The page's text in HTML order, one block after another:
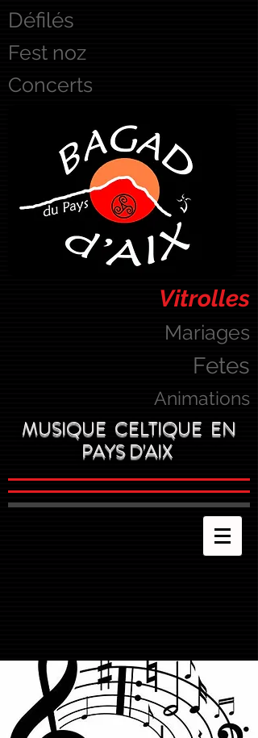
Défilés
Fest noz
Concerts
Vitrolles
Mariages
Fetes
Animations
MUSIQUE CELTIQUE EN
PAYS D'AIX